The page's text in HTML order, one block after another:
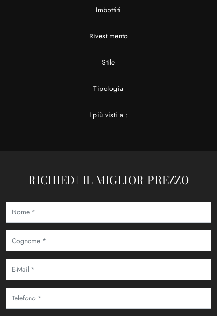
Imbottiti
Rivestimento
Stile
Tipologia
I più visti a :
RICHIEDI IL MIGLIOR PREZZO